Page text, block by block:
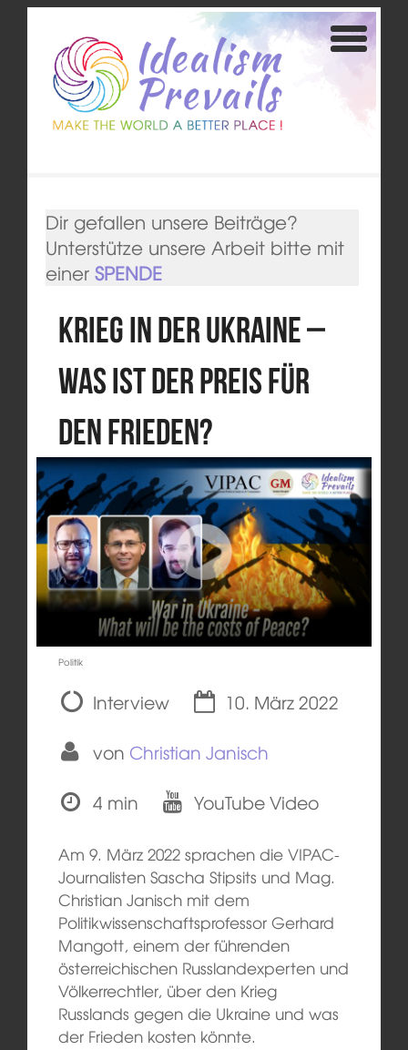
Dir gefallen unsere Beiträge?
Unterstütze unsere Arbeit bitte mit
einer SPENDE
Krieg in der Ukraine –
Was ist der Preis für
den Frieden?
Politik
Interview
10. März 2022
von Christian Janisch
4 min
YouTube Video
Am 9. März 2022 sprachen die VIPAC-
Journalisten Sascha Stipsits und Mag.
Christian Janisch mit dem
Politikwissenschaftsprofessor Gerhard
Mangott, einem der führenden
österreichischen Russlandexperten und
Völkerrechtler, über den Krieg
Russlands gegen die Ukraine und was
der Frieden kosten könnte.